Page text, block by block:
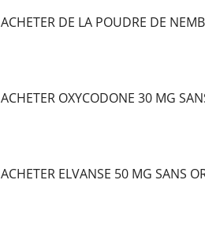
ACHETER DE LA POUDRE DE
ACHETER OXYCODONE 30 MG
ACHETER ELVANSE 50 MG SANS